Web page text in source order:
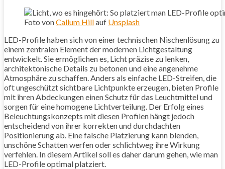
Foto vonCallum Hillauf Unsplash
LED-Profile haben sich von einer technischen Nischenlösung zu
einem zentralen Element der modernen Lichtgestaltung
entwickelt. Sie ermöglichen es, Licht präzise zu lenken,
architektonische Details zu betonen und eine angenehme
Atmosphäre zu schaffen. Anders als einfache LED-Streifen, die
oft ungeschützt sichtbare Lichtpunkte erzeugen, bieten Profile
mit ihren Abdeckungen einen Schutz für das Leuchtmittel und
sorgen für eine homogene Lichtverteilung. Der Erfolg eines
Beleuchtungskonzepts mit diesen Profilen hängt jedoch
entscheidend von ihrer korrekten und durchdachten
Positionierung ab. Eine falsche Platzierung kann blenden,
unschöne Schatten werfen oder schlichtweg ihre Wirkung
verfehlen. In diesem Artikel soll es daher darum gehen, wie man
LED-Profile optimal platziert.